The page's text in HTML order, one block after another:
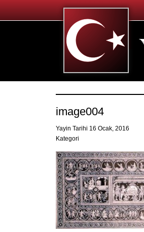
image004
Yayin Tarihi 16 Ocak, 2016
Kategori